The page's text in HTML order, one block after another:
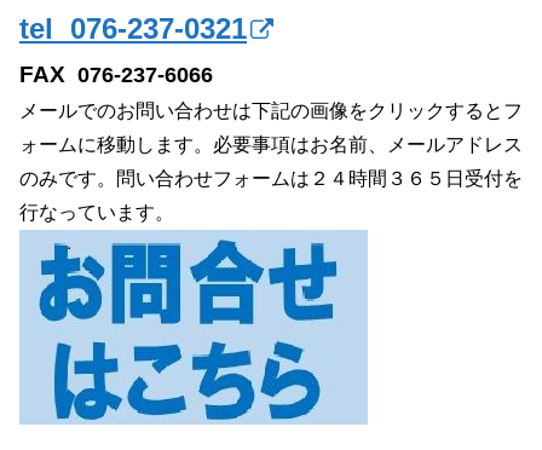
tel 076-237-0321
FAX 076-237-6066
メールでのお問い合わせは下記の画像をクリックするとフ
ォームに移動します。必要事項はお名前、メールアドレス
のみです。問い合わせフォームは２４時間３６５日受付を
行なっています。